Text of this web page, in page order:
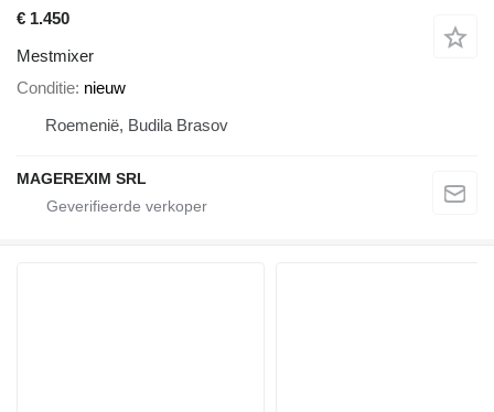
€ 1.450
Mestmixer
Conditie nieuw
Roemenië, Budila Brasov
MAGEREXIM SRL